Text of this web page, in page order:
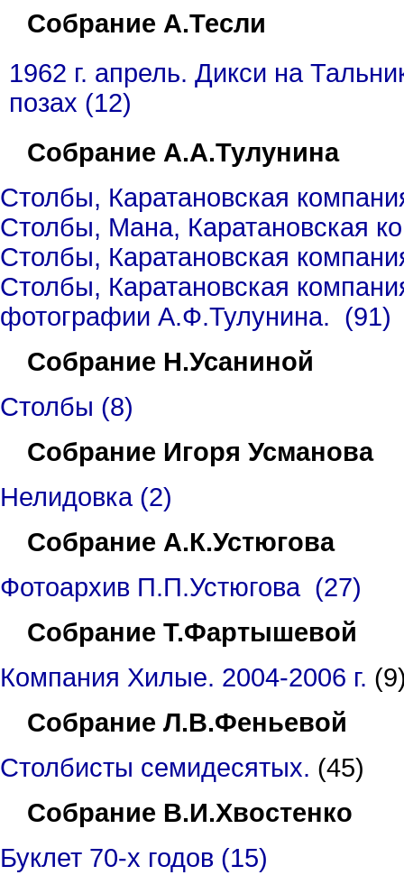
Собрание А.Тесли
1962 г. апрель. Дикси на
позах (12)
Собрание А.А.Тулунина
Столбы, Каратановская
Столбы, Мана, Каратановская
Столбы, Каратановская
Столбы, Каратановская
фотографии А.Ф.Тулунина. (91)
Собрание Н.Усаниной
Столбы (8)
Собрание Игоря Усманова
Нелидовка (2)
Собрание А.К.Устюгова
Фотоархив П.П.Устюгова (27)
Собрание Т.Фартышевой
Компания Хилые. 2004-2006 г.
Собрание Л.В.Феньевой
Столбисты семидесятых. (45)
Собрание В.И.Хвостенко
Буклет 70-х годов (15)